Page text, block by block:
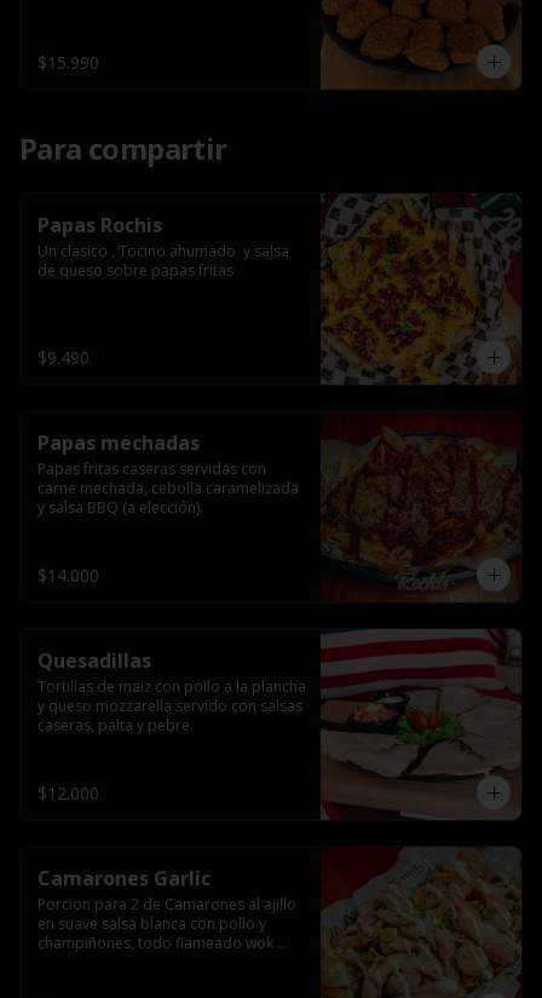
$15.990
Para compartir
Papas Rochis
Un clasico , Tocino ahumado  y salsa
de queso sobre papas fritas
$9.490
Papas mechadas
Papas fritas caseras servidas con
carne mechada, cebolla caramelizada
y salsa BBQ (a elección).
$14.000
Quesadillas
Tortillas de maiz con pollo a la plancha
y queso mozzarella servido con salsas
caseras, palta y pebre.
$12.000
Camarones Garlic
Porcion para 2 de Camarones al ajillo
en suave salsa blanca con pollo y
champiñones, todo flameado wok